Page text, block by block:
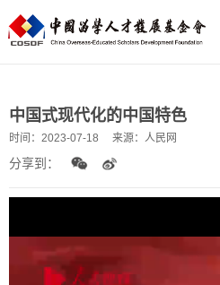
中国式现代化的中国特色
时间： 2023-07-18 来源： 人民网
分享到：